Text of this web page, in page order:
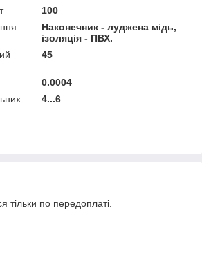
100
Наконечник - луджена мідь,
ізоляція - ПВХ.
45
0.0004
4...6
тільки по передоплаті.